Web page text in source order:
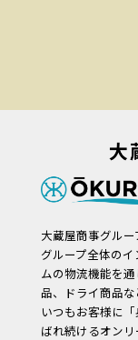
大蔵屋商事グルー
グループ全体の
ムの物流機能を
品、ドライ商品な
いつもお客様に
ばれ続けるオンリ